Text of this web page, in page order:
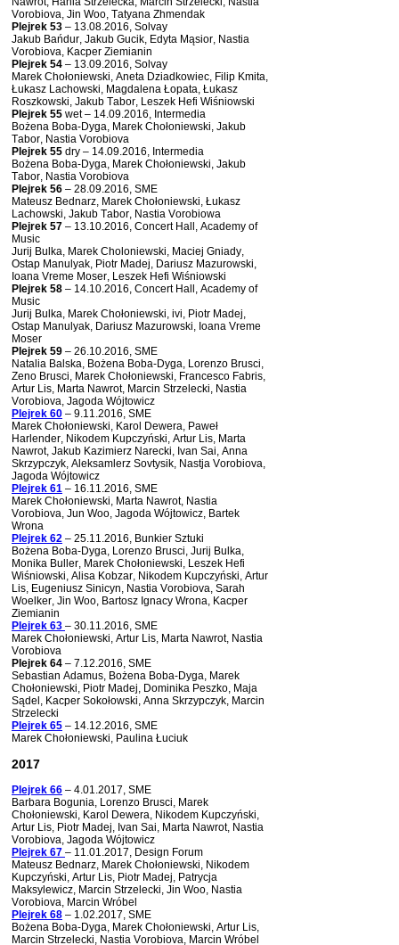
Vorobiova, Jin Woo, Tatyana Zhmendak
Plejrek 53 – 13.08.2016, Solvay
Jakub Bańdur, Jakub Gucik, Edyta Mąsior, Nastia
Vorobiova, Kacper Ziemianin
Plejrek 54 – 13.09.2016, Solvay
Marek Chołoniewski, Aneta Dziadkowiec, Filip Kmita,
Łukasz Lachowski, Magdalena Łopata, Łukasz
Roszkowski, Jakub Tabor, Leszek Hefi Wiśniowski
Plejrek 55 wet – 14.09.2016, Intermedia
Bożena Boba-Dyga, Marek Chołoniewski, Jakub
Tabor, Nastia Vorobiova
Plejrek 55 dry – 14.09.2016, Intermedia
Bożena Boba-Dyga, Marek Chołoniewski, Jakub
Tabor, Nastia Vorobiova
Plejrek 56 – 28.09.2016, SME
Mateusz Bednarz, Marek Chołoniewski, Łukasz
Lachowski, Jakub Tabor, Nastia Vorobiowa
Plejrek 57 – 13.10.2016, Concert Hall, Academy of
Music
Jurij Bulka, Marek Choloniewski, Maciej Gniady,
Ostap Manulyak, Piotr Madej, Dariusz Mazurowski,
Ioana Vreme Moser, Leszek Hefi Wiśniowski
Plejrek 58 – 14.10.2016, Concert Hall, Academy of
Music
Jurij Bulka, Marek Chołoniewski, ivi, Piotr Madej,
Ostap Manulyak, Dariusz Mazurowski, Ioana Vreme
Moser
Plejrek 59 – 26.10.2016, SME
Natalia Balska, Bożena Boba-Dyga, Lorenzo Brusci,
Zeno Brusci, Marek Chołoniewski, Francesco Fabris,
Artur Lis, Marta Nawrot, Marcin Strzelecki, Nastia
Vorobiova, Jagoda Wójtowicz
Plejrek 60 – 9.11.2016, SME
Marek Chołoniewski, Karol Dewera, Paweł
Harlender, Nikodem Kupczyński, Artur Lis, Marta
Nawrot, Jakub Kazimierz Narecki, Ivan Sai, Anna
Skrzypczyk, Aleksamlerz Sovtysik, Nastja Vorobiova,
Jagoda Wójtowicz
Plejrek 61 – 16.11.2016, SME
Marek Chołoniewski, Marta Nawrot, Nastia
Vorobiova, Jun Woo, Jagoda Wójtowicz, Bartek
Wrona
Plejrek 62 – 25.11.2016, Bunkier Sztuki
Bożena Boba-Dyga, Lorenzo Brusci, Jurij Bulka,
Monika Buller, Marek Chołoniewski, Leszek Hefi
Wiśniowski, Alisa Kobzar, Nikodem Kupczyński, Artur
Lis, Eugeniusz Sinicyn, Nastia Vorobiova, Sarah
Woelker, Jin Woo, Bartosz Ignacy Wrona, Kacper
Ziemianin
Plejrek 63 – 30.11.2016, SME
Marek Chołoniewski, Artur Lis, Marta Nawrot, Nastia
Vorobiova
Plejrek 64 – 7.12.2016, SME
Sebastian Adamus, Bożena Boba-Dyga, Marek
Chołoniewski, Piotr Madej, Dominika Peszko, Maja
Sądel, Kacper Sokołowski, Anna Skrzypczyk, Marcin
Strzelecki
Plejrek 65 – 14.12.2016, SME
Marek Chołoniewski, Paulina Łuciuk
2017
Plejrek 66 – 4.01.2017, SME
Barbara Bogunia, Lorenzo Brusci, Marek
Chołoniewski, Karol Dewera, Nikodem Kupczyński,
Artur Lis, Piotr Madej, Ivan Sai, Marta Nawrot, Nastia
Vorobiova, Jagoda Wójtowicz
Plejrek 67 – 11.01.2017, Design Forum
Mateusz Bednarz, Marek Chołoniewski, Nikodem
Kupczyński, Artur Lis, Piotr Madej, Patrycja
Maksylewicz, Marcin Strzelecki, Jin Woo, Nastia
Vorobiova, Marcin Wróbel
Plejrek 68 – 1.02.2017, SME
Bożena Boba-Dyga, Marek Chołoniewski, Artur Lis,
Marcin Strzelecki, Nastia Vorobiova, Marcin Wróbel